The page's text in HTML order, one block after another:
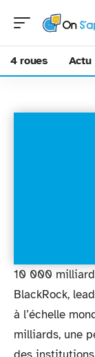
4 roues Actu
10 000
BlackRock,
à l’échelle
milliards, une